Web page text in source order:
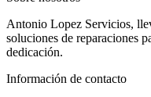
Antonio Lopez Servicios,
soluciones de reparaciones
dedicación.
Información de contacto